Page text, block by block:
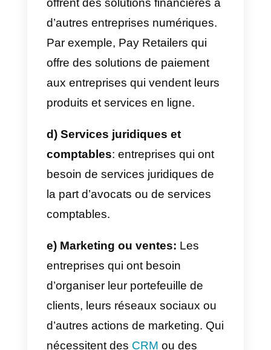
vendent des services de
communication, l’expédition, etc.
Aux autres entreprises qui ont un
modèle B2C.
Voici quelques exemples
d’entreprises ayant un modèle
B2B:
a) Services de communication:
Callbellest un excellent exemple
de service de communication
B2B pour les entreprises. Elle
propose une plateforme qui relie